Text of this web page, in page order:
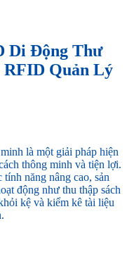
Di Động Thư
Quản Lý
là một giải pháp hiện
thông minh và tiện lợi.
năng nâng cao, sản
động như thu thập sách
kệ và kiểm kê tài liệu